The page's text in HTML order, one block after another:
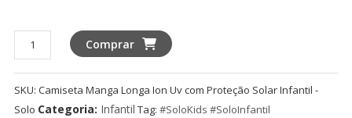
Manga
Longa
Ion
Uv
Comprar
SKU: Camiseta Manga Longa Ion Uv com Proteção Solar Infantil -
Solo Categoria: Infantil Tag: #SoloKids #SoloInfantil